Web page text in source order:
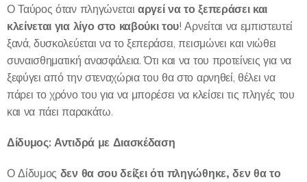
Ο Ταύρος όταν πληγώνεται αργεί να το ξεπεράσει και
κλείνεται για λίγο στο καβούκι του! Αρνείται να εμπιστευτεί
ξανά, δυσκολεύεται να το ξεπεράσει, πεισμώνει και νιώθει
συναισθηματική ανασφάλεια. Ότι και να του προτείνεις για να
ξεφύγει από την στεναχώρια του θα στο αρνηθεί, θέλει να
πάρει το χρόνο του για να μπορέσει να κλείσει τις πληγές του
και να πάει παρακάτω.
Δίδυμος: Αντιδρά με Διασκέδαση
Ο Δίδυμος δεν θα σου δείξει ότι πληγώθηκε, δεν θα το